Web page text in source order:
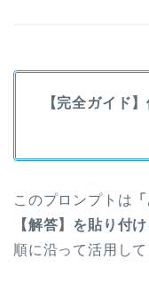
【完全ガイド
このプロンプトは
【解答】を貼り付け
順に沿って活用して